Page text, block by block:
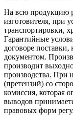
На всю продукцию
изготовителя, при
транспортировки,
Гарантийные
договоре
документом.
производит
производства. При
(претензий) со
комиссия, которая
выводов
правовых форм